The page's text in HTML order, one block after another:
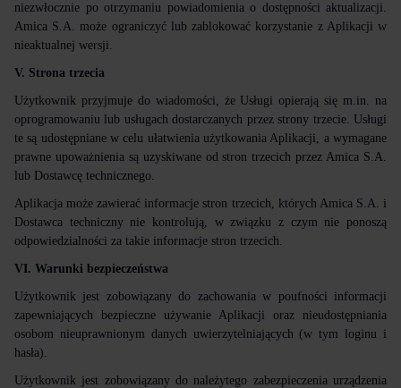
niezwłocznie po otrzymaniu powiadomienia o dostępności aktualizacji.
Amica S.A. może ograniczyć lub zablokować korzystanie z Aplikacji w
nieaktualnej wersji.
V. Strona trzecia
Użytkownik przyjmuje do wiadomości, że Usługi opierają się m.in. na
oprogramowaniu lub usługach dostarczanych przez strony trzecie. Usługi
te są udostępniane w celu ułatwienia użytkowania Aplikacji, a wymagane
prawne upoważnienia są uzyskiwane od stron trzecich przez Amica S.A.
lub Dostawcę technicznego.
Aplikacja może zawierać informacje stron trzecich, których Amica S.A. i
Dostawca techniczny nie kontrolują, w związku z czym nie ponoszą
odpowiedzialności za takie informacje stron trzecich.
VI. Warunki bezpieczeństwa
Użytkownik jest zobowiązany do zachowania w poufności informacji
zapewniających bezpieczne używanie Aplikacji oraz nieudostępniania
osobom nieuprawnionym danych uwierzytelniających (w tym loginu i
hasła).
Użytkownik jest zobowiązany do należytego zabezpieczenia urządzenia